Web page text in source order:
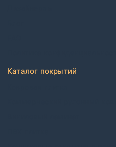
Каталог покрытий